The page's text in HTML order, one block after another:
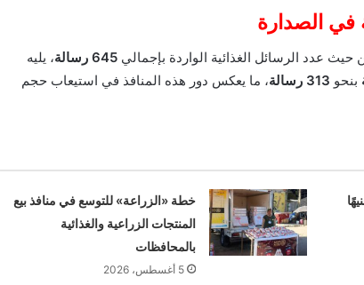
في الصدارة
حيث عدد الرسائل الغذائية الواردة بإجمالي 645 رسالة
، يليه
بنحو 313 رسالة
، ما يعكس دور هذه المنافذ في استيعاب حجم
الحر بسعر 25 جنيهًا
خطة «الزراعة» للتوسع في منافذ بيع
المنتجات الزراعية والغذائية
بالمحافظات
5 أغسطس، 2026